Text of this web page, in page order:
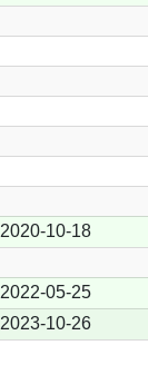
2020-10-18
2022-05-25
2023-10-26